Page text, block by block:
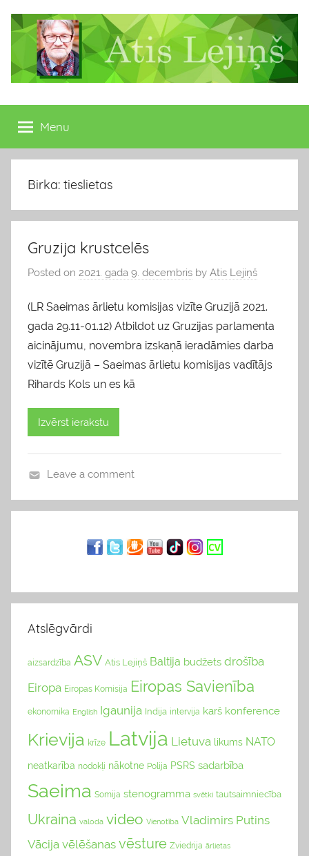
content
Atis
Lejiņš
13.
Saeimas
deputāts
Menu
Birka: tieslietas
Gruzija krustcelēs
Posted on 2021. gada 9. decembris by Atis Lejiņš
(LR Saeimas ārlietu komisijas vizīte Gruzijā 2021.
gada 29.11-01.12) Atbildot uz Gruzijas parlamenta
aicinājumu, novembra izskaņā ieradāmies darba
vizītē Gruzijā – Saeimas ārlietu komisijas vadītājs
Rihards Kols un es kā
Izvērst ierakstu
l
Leave a comment
Atslēgvārdi
aizsardzība ASV Atis Lejiņš Baltija budžets drošība
Eiropa Eiropas Komisija Eiropas Savienība
ekonomika English Igaunija Indija intervija karš konference
Krievija krīze Latvija Lietuva likums NATO
neatkarība nodokļi nākotne Polija PSRS sadarbība
Saeima Somija stenogramma svētki tautsaimniecība
Ukraina valoda video Vienotība Vladimirs Putins
Vācija vēlēšanas vēsture Zviedrija ārlietas